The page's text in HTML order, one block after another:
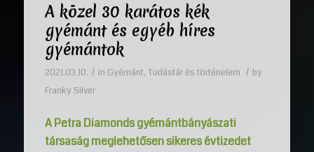
A közel 30 karátos kék
gyémánt és egyéb híres
gyémántok
2021.03.10. / in Gyémánt, Tudástár és történelem / by
Franky Silver
A Petra Diamonds gyémántbányászati
társaság meglehetősen sikeres évtizedet